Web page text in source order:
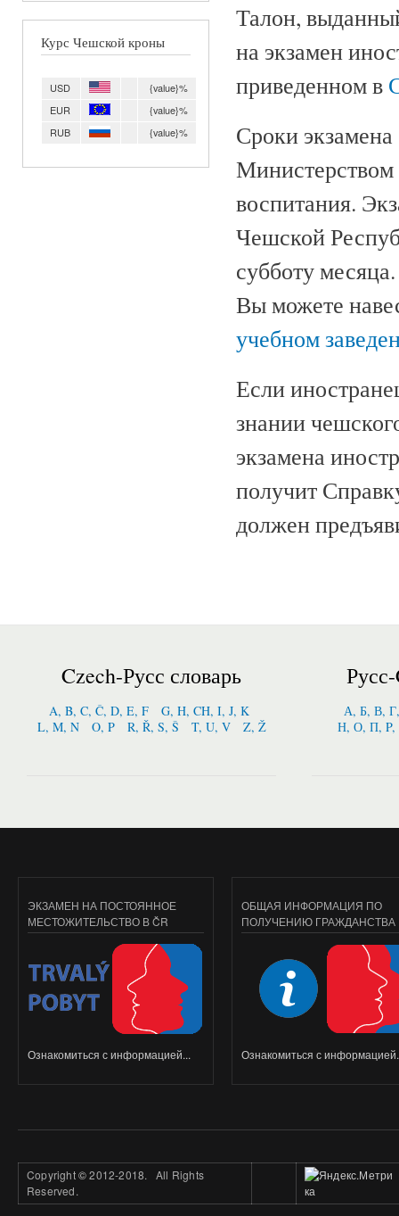
Курс Чешской кроны
USD
{value}%
EUR
{value}%
RUB
{value}%
Талон,
на экзамен
приведенном в
Сроки
Министерством
воспитания.
Чешской
субботу
Вы можете
учебном
Если
знании
экзамена
получит
должен
Czech-Русс словарь
A, B, C, Č, D, E, F
G, H, CH, I, J, K
L, M, N
O, P R, Ř, S, Š T, U, V Z, Ž
А, Б, В,
Н, О, П,
ЭКЗАМЕН НА ПОСТОЯННОЕ
МЕСТОЖИТЕЛЬСТВО В ČR
Ознакомиться с информацией...
ОБЩАЯ ИНФОРМАЦИЯ ПО
ПОЛУЧЕНИЮ ГРАЖДАНСТВА
Ознакомиться с
Copyright©2012-2018. All Rights
Reserved.